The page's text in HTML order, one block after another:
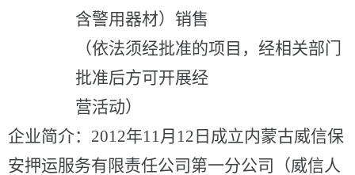
含警用器材）销售
（依法须经批准的项目，经相关部门
批准后方可开展经
营活动）
企业简介： 2012年11月12日成立内蒙古威信保
安押运服务有限责任公司第一分公司（威信人